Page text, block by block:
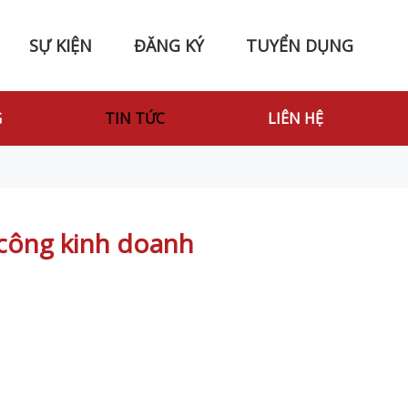
SỰ KIỆN ĐĂNG KÝ TUYỂN DỤNG
TIN TỨC LIÊN HỆ
kinh doanh